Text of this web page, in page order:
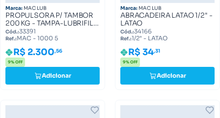
Marca: MAC LUB
PROPULSORA P/ TAMBOR
200 KG - TAMPA-LUBRIFIL
MAC - 1000 (ML 1001 0005)
MAC - 1000 5
Cód.:33391
Ref.:MAC - 1000 5
R$ 2.300,56
9% OFF
Adicionar
Marca: MAC LUB
ABRACADEIRA LATAO 1/2" -
LATAO
Cód.:34166
Ref.:1/2" - LATAO
R$ 34,31
9% OFF
Adicionar